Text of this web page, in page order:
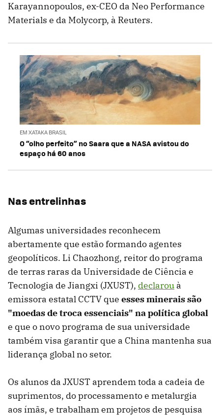
Karayannopoulos, ex-CEO da Neo Performance
Materials e da Molycorp, à Reuters.
EM XATAKA BRASIL
O “olho perfeito” no Saara que a NASA avistou do
espaço há 60 anos
Nas entrelinhas
Algumas universidades reconhecem
abertamente que estão formando agentes
geopolíticos. Li Chaozhong, reitor do programa
de terras raras da Universidade de Ciência e
Tecnologia de Jiangxi (JXUST), declarou à
emissora estatal CCTV que esses minerais são
"moedas de troca essenciais" na política global
e que o novo programa de sua universidade
também visa garantir que a China mantenha sua
liderança global no setor.
Os alunos da JXUST aprendem toda a cadeia de
suprimentos, do processamento e metalurgia
aos ímãs, e trabalham em projetos de pesquisa